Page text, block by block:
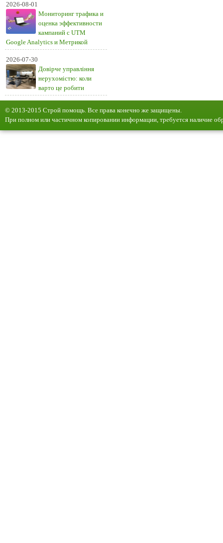
2026-08-01
Мониторинг трафика и
оценка эффективности
кампаний с UTM
Google Analytics и Метрикой
2026-07-30
Довірче управління
нерухомістю: коли
варто це робити
© 2013-2015 Строй помощь. Все права конечно же защищены.
При полном или частичном копировании информации, требуется наличие